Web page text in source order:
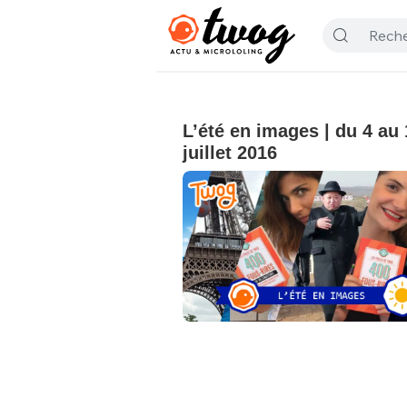
L’été en images | du 4 au
juillet 2016